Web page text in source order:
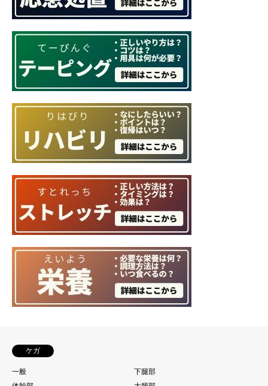
ケガ
一般
下腿部